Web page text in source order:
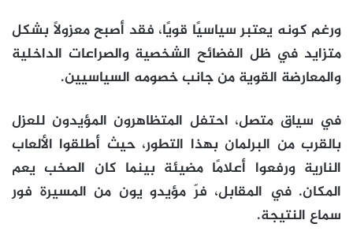
ورغم كونه يعتبر سياسيًا قويًا، فقد أصبح معزولًا بشكل
متزايد في ظل الفضائح الشخصية والصراعات الداخلية
والمعارضة القوية من جانب خصومه السياسيين.
في سياق متصل، احتفل المتظاهرون المؤيدون للعزل
بالقرب من البرلمان بهذا التطور، حيث أطلقوا الألعاب
النارية ورفعوا أعلامًا مضيئة بينما كان الصخب يعم
المكان. في المقابل، فرّ مؤيدو يون من المسيرة فور
سماع النتيجة.